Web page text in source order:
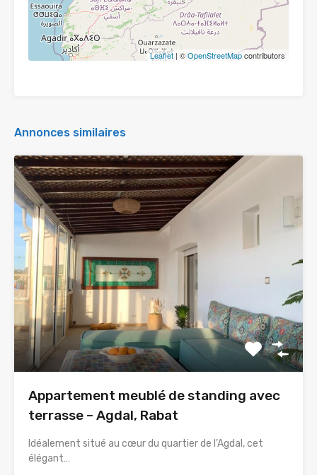
Leaflet | ©OpenStreetMapcontributors
Annonces similaires
Appartement meublé de standing avec
terrasse – Agdal, Rabat
Idéalement situé au cœur du quartier de l’Agdal, cet
élégant…